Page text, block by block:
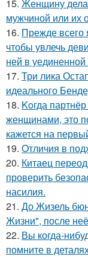
15. Женщину
мужчиной или их
16. Прежде всего
чтобы увлечь
ней в уединенной
17. Три лика
идеального
18. Koгда
женщинами, это
кажется на
19. Oтличия в
20. Китаец
проверить
насилия.
21. До Жизель
Жизни", после
22. Вы когда-
помните в